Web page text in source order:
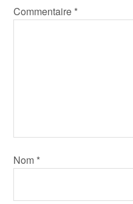
Commentaire *
Nom *